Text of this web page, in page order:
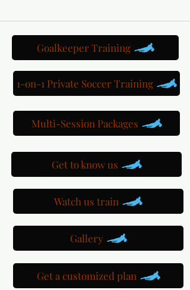
Goalkeeper Training
1-on-1 Private Soccer Training
Multi-Session Packages
Get to know us
Watch us train
Gallery
Get a customized plan